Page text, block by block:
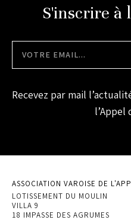
S'inscrire à
Recevez par mail
l’Appel
ASSOCIATION VAROISE DE
LOTISSEMENT DU MOULIN
VILLA 9
18 IMPASSE DES AGRUMES